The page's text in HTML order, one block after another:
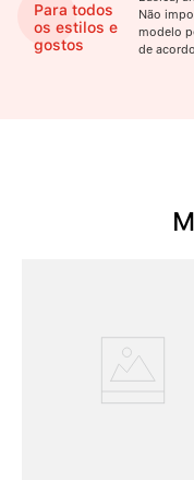
Para todos
os estilos e
gostos
Não
modelo
de